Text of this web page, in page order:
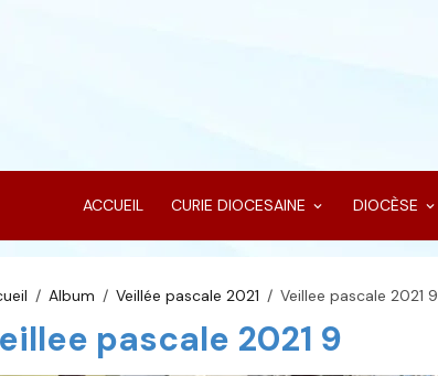
ACCUEIL CURIE DIOCESAINE DIOCÈSE
Album Veillée pascale 2021 Veillee pascale 2021 9
pascale 2021 9